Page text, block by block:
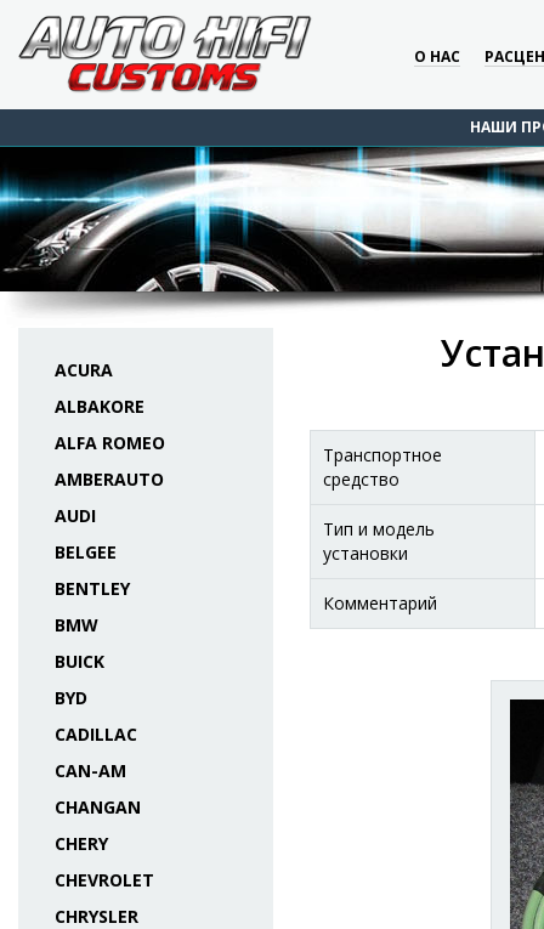
О НАС
НАШИ
ACURA
ALBAKORE
ALFA ROMEO
AMBERAUTO
AUDI
BELGEE
BENTLEY
BMW
BUICK
BYD
CADILLAC
CAN-AM
CHANGAN
CHERY
CHEVROLET
CHRYSLER
Транспортное
средство
Тип и модель
установки
Комментарий